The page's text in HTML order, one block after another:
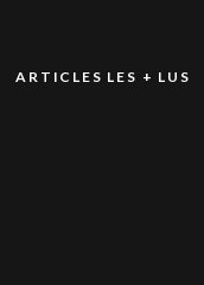
ARTICLES LES + LUS